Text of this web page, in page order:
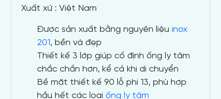
Xuất xứ : Việt Nam
Được sản xuất bằng nguyên liệuinox
201, bền và đẹp
Thiết kế 3 lớp giúp cố định ống ly tâm
chắc chắn hơn, kể cả khi di chuyển
Bề mặt thiết kế 90 lỗ phi 13, phù hợp
hầu hết các loạiống ly tâm